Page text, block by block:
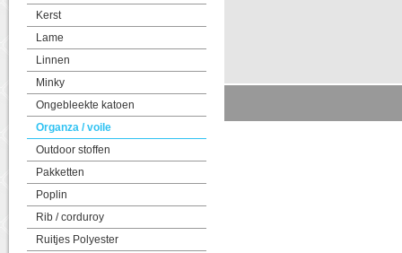
Kerst
Lame
Linnen
Minky
Ongebleekte katoen
Organza / voile
Outdoor stoffen
Pakketten
Poplin
Rib / corduroy
Ruitjes Polyester